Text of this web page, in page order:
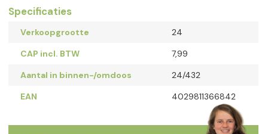
Specificaties
Verkoopgrootte
24
CAP incl. BTW
7,99
Aantal in binnen-/omdoos
24/432
EAN
4029811366842